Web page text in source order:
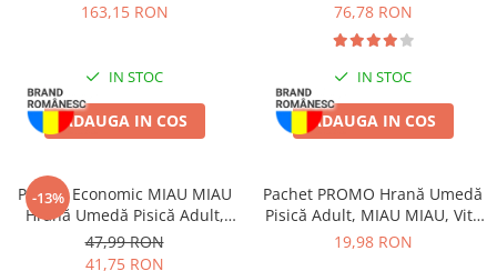
163,15 RON
IN STOC
ADAUGA IN COS
4x5L
76,78 RON
IN STOC
ADAUGA IN COS
-13%
Pachet Economic MIAU MIAU
Hrană Umedă Pisică Adult,
Somon în sos, 24x100g
47,99 RON
41,75 RON
Pachet PROMO Hrană Umedă
Pisică Adult, MIAU MIAU, Vită
în sos, 12x100g
19,98 RON